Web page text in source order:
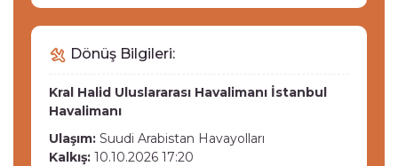
Dönüş Bilgileri:
Kral Halid Uluslararası Havalimanı İstanbul
Havalimanı
Ulaşım: Suudi Arabistan Havayolları
Kalkış: 10.10.2026 17:20